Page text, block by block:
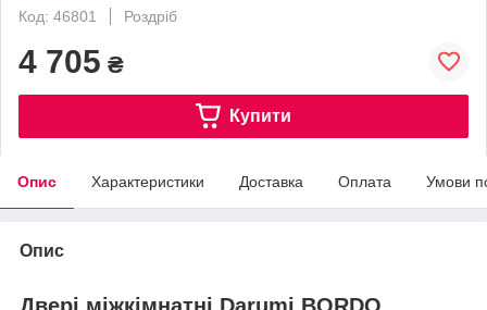
Код: 46801
Роздріб
4 705 ₴
Купити
Опис Характеристики Доставка Оплата Умови
Опис